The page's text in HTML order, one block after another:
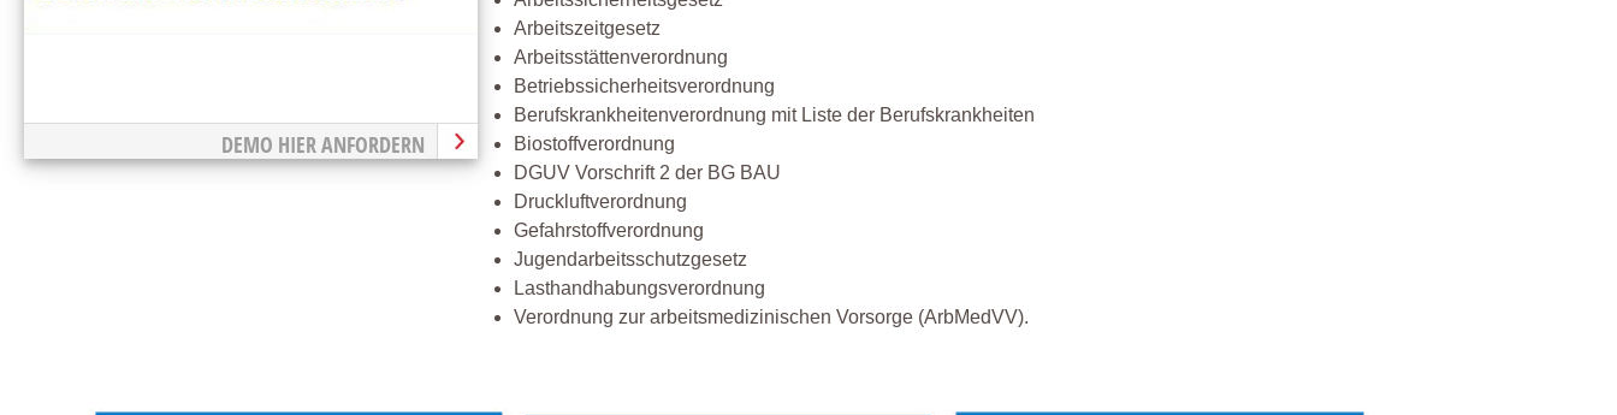
DEMO HIER ANFORDERN
Arbeitszeitgesetz
Arbeitsstättenverordnung
Betriebssicherheitsverordnung
Berufskrankheitenverordnung mit Liste der Berufskrankheiten
Biostoffverordnung
DGUV Vorschrift 2 der BG BAU
Druckluftverordnung
Gefahrstoffverordnung
Jugendarbeitsschutzgesetz
Lasthandhabungsverordnung
Verordnung zur arbeitsmedizinischen Vorsorge (ArbMedVV).